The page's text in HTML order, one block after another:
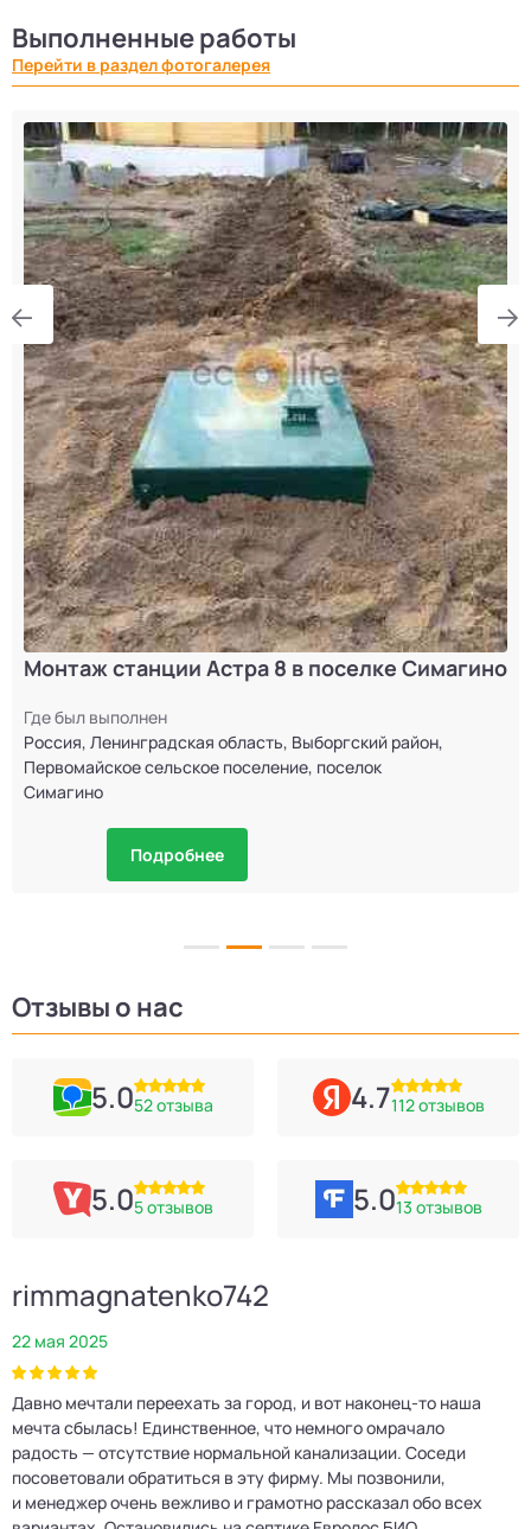
Выполненные работы
Перейти в раздел фотогалерея
Монтаж станции Астра 8 в поселке Симагино
Где был выполнен
Россия, Ленинградская область, Выборгский район,
Первомайское сельское поселение, поселок
Симагино
Подробнее
Отзывы о нас
5.052 отзыва 4.7112 отзывов
5.05 отзывов 5.013 отзывов
rimmagnatenko742
22 мая 2025
Давно мечтали переехать за город, и вот наконец‑то наша
мечта сбылась! Единственное, что немного омрачало
радость — отсутствие нормальной канализации. Соседи
посоветовали обратиться в эту фирму. Мы позвонили,
и менеджер очень вежливо и грамотно рассказал обо всех